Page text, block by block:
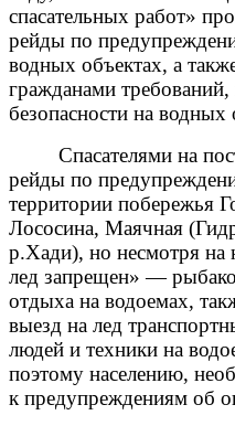
спасательных работ»
рейды по
водных объектах, а
гражданами
безопасности на водных
Спасателями на
рейды по
территории побережья
Лососина, Маячная
р.Хади), но несмотря на
лед запрещен» —
отдыха на водоемах,
выезд на лед
людей и техники на
поэтому населению,
к предупреждениям об